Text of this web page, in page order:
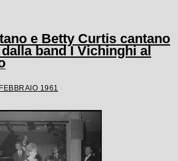
e Betty Curtis cantano
band I Vichinghi al
1961